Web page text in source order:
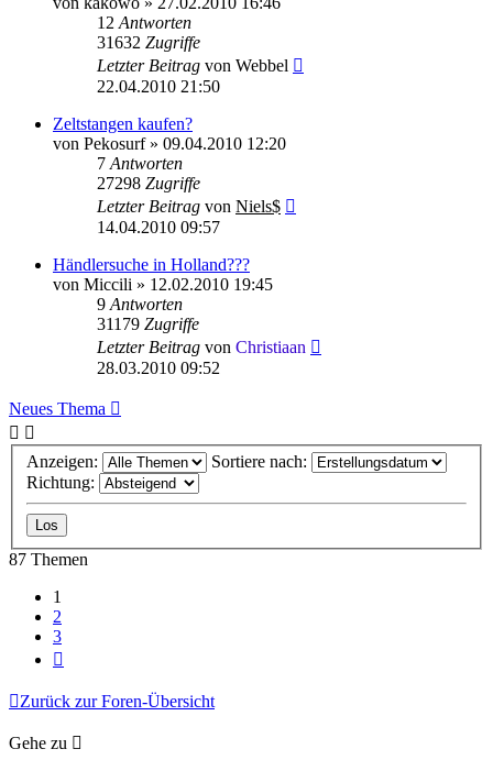
12 Antworten
31632 Zugriffe
Letzter Beitrag von Webbel
22.04.2010 21:50
Zeltstangen kaufen?
von Pekosurf» 09.04.2010 12:20
7 Antworten
27298 Zugriffe
Letzter Beitrag von Niels$
14.04.2010 09:57
Händlersuche in Holland???
von Miccili » 12.02.2010 19:45
9 Antworten
31179 Zugriffe
Letzter Beitrag von Christiaan
28.03.2010 09:52
Neues Thema
Anzeigen:
Sortiere nach:
Richtung:
87 Themen
1
2
3
Zurück zur Foren-Übersicht
Gehe zu